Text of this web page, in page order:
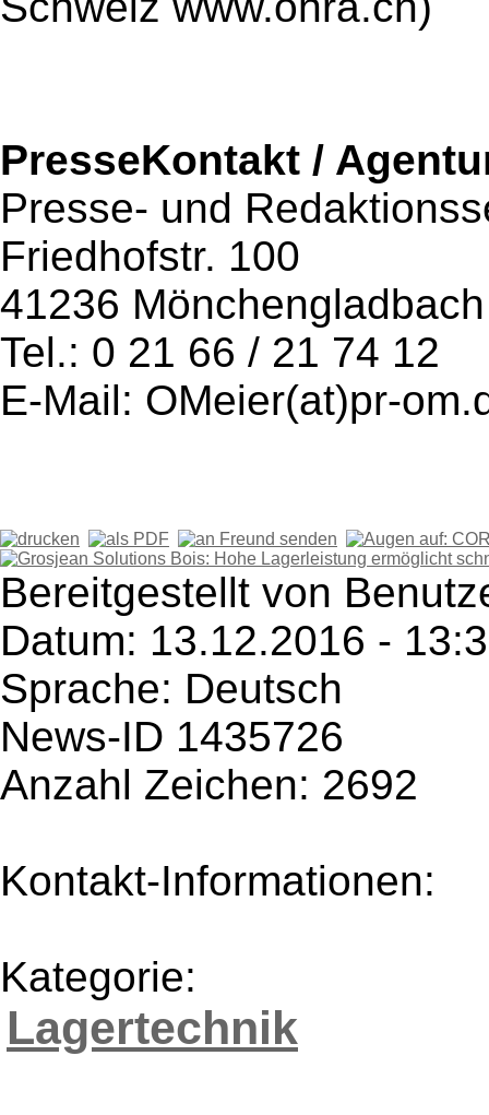
PresseKontakt /
Presse- und
Friedhofstr. 100
41236 Mönchengladbach
Tel.: 0 21 66 / 21 74 12
E-Mail: OMeier(at)pr-
Bereitgestellt von
Datum: 13.12.2016 -
Sprache: Deutsch
News-ID 1435726
Anzahl Zeichen: 2692
Kontakt-Informationen:
Kategorie:
Lagertechnik